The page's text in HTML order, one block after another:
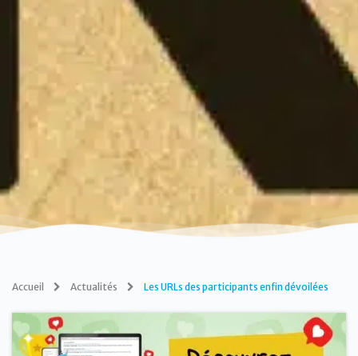
Accueil Actualités Les URLs des participants enfin dévoilées